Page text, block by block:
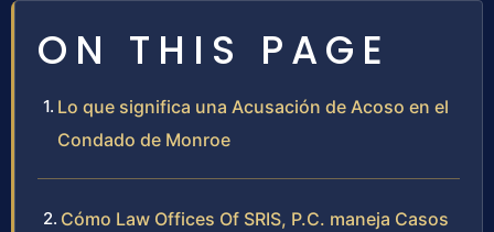
ON THIS PAGE
Lo que significa una Acusación de Acoso en el
Condado de Monroe
Cómo Law Offices Of SRIS, P.C. maneja Casos